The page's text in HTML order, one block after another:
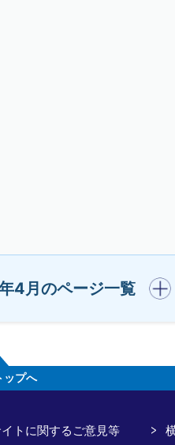
4月のページ一覧
く
ップへ
トに関するご意見等